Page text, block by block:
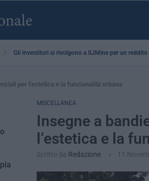
Gli investitori si rivolgono a SJMine per un reddito
per l’estetica e la funzionalità urbana
MISCELLANEA
Insegne a
l’estetica e la
Scritto da Redazione 11